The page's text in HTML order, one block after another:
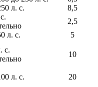
л. с.
8,5
2,5
л. с.
5
с.
10
л. с.
20